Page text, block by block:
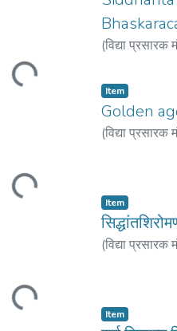
(विद्या
Item
Golden
(विद्या
Item
(विद्या
Item